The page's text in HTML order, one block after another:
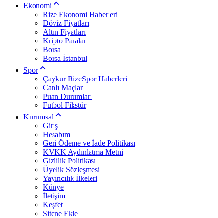
Ekonomi
Rize Ekonomi Haberleri
Döviz Fiyatları
Altın Fiyatları
Kripto Paralar
Borsa
Borsa İstanbul
Spor
Çaykur RizeSpor Haberleri
Canlı Maçlar
Puan Durumları
Futbol Fikstür
Kurumsal
Giriş
Hesabım
Geri Ödeme ve İade Politikası
KVKK Aydınlatma Metni
Gizlilik Politikası
Üyelik Sözleşmesi
Yayıncılık İlkeleri
Künye
İletişim
Keşfet
Sitene Ekle